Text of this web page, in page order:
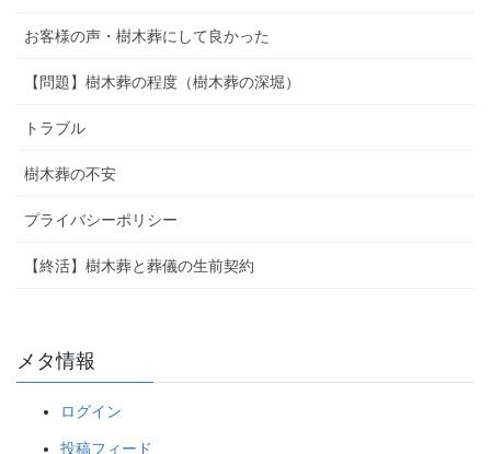
お客様の声・樹木葬にして良かった
【問題】樹木葬の程度（樹木葬の深堀）
トラブル
樹木葬の不安
プライバシーポリシー
【終活】樹木葬と葬儀の生前契約
メタ情報
ログイン
投稿フィード